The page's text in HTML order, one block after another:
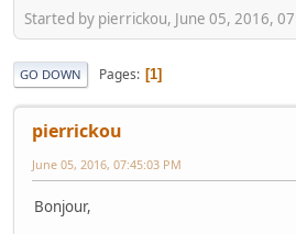
Started by pierrickou, June 05, 2016,
GO DOWN Pages 1
pierrickou
June 05, 2016, 07:45:03 PM
Bonjour,